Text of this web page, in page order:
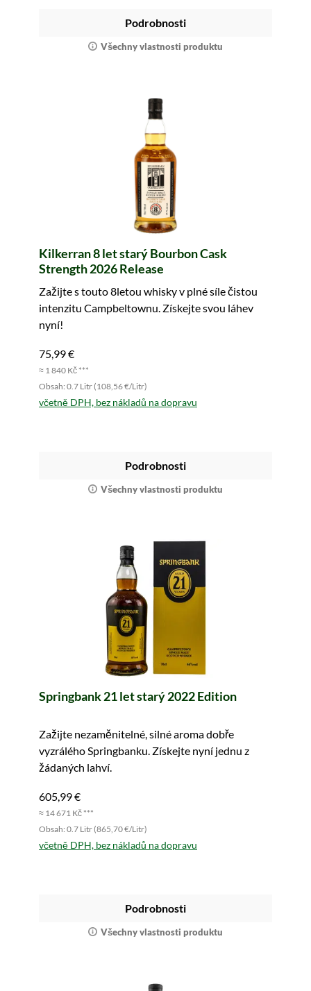
Podrobnosti
Všechny vlastnosti produktu
Kilkerran 8 let starý Bourbon Cask
Strength 2026 Release
Zažijte s touto 8letou whisky v plné síle čistou
intenzitu Campbeltownu. Získejte svou láhev
nyní!
75,99 €
≈ 1 840 Kč ***
Obsah: 0.7 Litr (108,56 €/Litr)
včetně DPH, bez nákladů na dopravu
Podrobnosti
Všechny vlastnosti produktu
Springbank 21 let starý 2022 Edition
Zažijte nezaměnitelné, silné aroma dobře
vyzrálého Springbanku. Získejte nyní jednu z
žádaných lahví.
605,99 €
≈ 14 671 Kč ***
Obsah: 0.7 Litr (865,70 €/Litr)
včetně DPH, bez nákladů na dopravu
Podrobnosti
Všechny vlastnosti produktu